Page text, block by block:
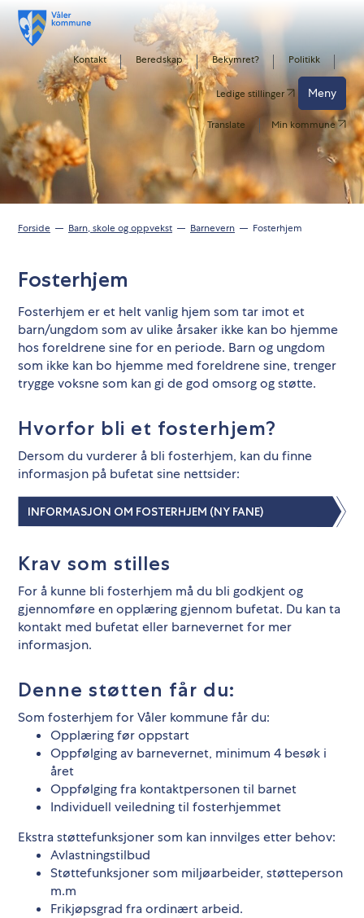
Kontakt Beredskap Bekymret? Politikk
Ledige stillinger Meny
Translate Min kommune
Forside Barn, skole og oppvekst Barnevern Fosterhjem
Fosterhjem
Fosterhjem er et helt vanlig hjem som tar imot et
barn/ungdom som av ulike årsaker ikke kan bo hjemme
hos foreldrene sine for en periode. Barn og ungdom
som ikke kan bo hjemme med foreldrene sine, trenger
trygge voksne som kan gi de god omsorg og støtte.
Hvorfor bli et fosterhjem?
Dersom du vurderer å bli fosterhjem, kan du finne
informasjon på bufetat sine nettsider:
INFORMASJON OM FOSTERHJEM (NY FANE)
Krav som stilles
For å kunne bli fosterhjem må du bli godkjent og
gjennomføre en opplæring gjennom bufetat. Du kan ta
kontakt med bufetat eller barnevernet for mer
informasjon.
Denne støtten får du:
Som fosterhjem for Våler kommune får du:
Opplæring før oppstart
Oppfølging av barnevernet, minimum 4 besøk i
året
Oppfølging fra kontaktpersonen til barnet
Individuell veiledning til fosterhjemmet
Ekstra støttefunksjoner som kan innvilges etter behov:
Avlastningstilbud
Støttefunksjoner som miljøarbeider, støtteperson
m.m
Frikjøpsgrad fra ordinært arbeid.